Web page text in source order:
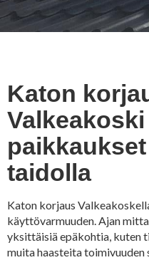
Katon
taidolla
Katon korjaus
käyttövarmuuden. Ajan
yksittäisiä epäkohtia, kuten
muita haasteita toimivuuden